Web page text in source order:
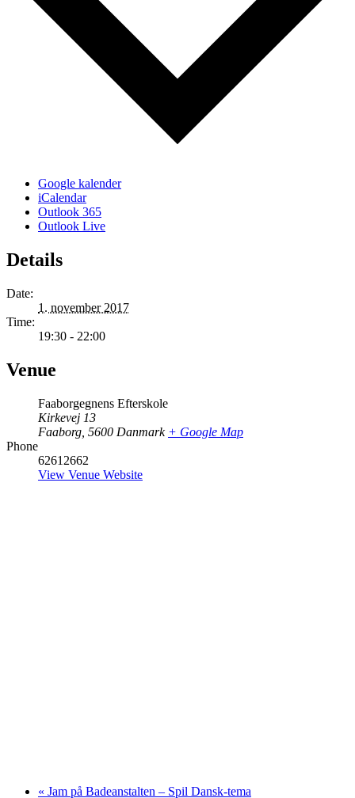
Google kalender
iCalendar
Outlook 365
Outlook Live
Details
Date:
1. november 2017
Time:
19:30 - 22:00
Venue
Faaborgegnens Efterskole
Kirkevej 13
Faaborg 5600 Danmark + Google Map
Phone
62612662
View Venue Website
« Jam på Badeanstalten – Spil Dansk-tema